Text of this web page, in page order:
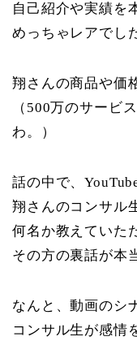
自己紹介や実績を
めっちゃレアでし
翔さんの商品や価
（500万のサービ
わ。）
話の中で、
翔さんのコンサル
何名か教えていた
その方の裏話が本
なんと、動画のシ
コンサル生が感情